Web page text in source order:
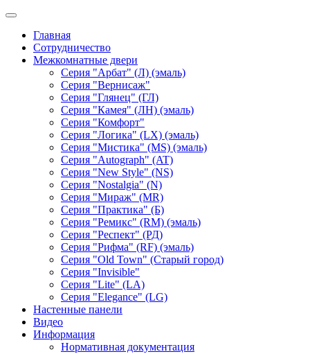
Главная
Сотрудничество
Межкомнатные двери
Серия "Арбат" (Л) (эмаль)
Серия "Вернисаж"
Серия "Глянец" (ГЛ)
Серия "Камея" (ЛН) (эмаль)
Серия "Комфорт"
Серия "Логика" (LX) (эмаль)
Серия "Мистика" (MS) (эмаль)
Серия "Autograph" (AT)
Серия "New Style" (NS)
Серия "Nostalgia" (N)
Серия "Мираж" (MR)
Серия "Практика" (Б)
Серия "Ремикс" (RM) (эмаль)
Серия "Респект" (РД)
Серия "Рифма" (RF) (эмаль)
Серия "Old Town" (Старый город)
Серия "Invisible"
Серия "Lite" (LA)
Серия "Elegance" (LG)
Настенные панели
Видео
Информация
Нормативная документация